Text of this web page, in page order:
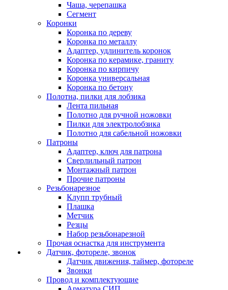
Чаша, черепашка
Сегмент
Коронки
Коронка по дереву
Коронка по металлу
Адаптер, удлинитель коронок
Коронка по керамике, граниту
Коронка по кирпичу
Коронка универсальная
Коронка по бетону
Полотна, пилки для лобзика
Лента пильная
Полотно для ручной ножовки
Пилки для электролобзика
Полотно для сабельной ножовки
Патроны
Адаптер, ключ для патрона
Сверлильный патрон
Монтажный патрон
Прочие патроны
Резьбонарезное
Клупп трубный
Плашка
Метчик
Резцы
Набор резьбонарезной
Прочая оснастка для инструмента
Датчик, фотореле, звонок
Датчик движения, таймер, фотореле
Звонки
Провод и комплектующие